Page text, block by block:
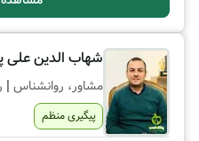
شهاب الدین علی
مشاور، روانشناس |
پیگیری منظم